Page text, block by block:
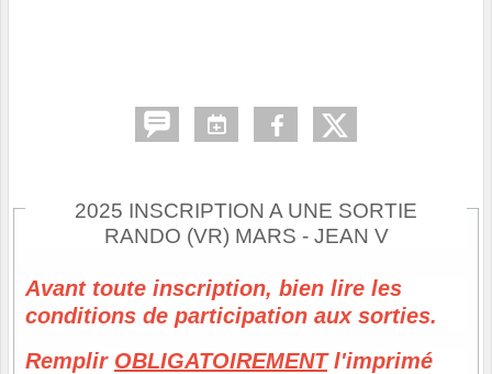
2025 INSCRIPTION A UNE SORTIE
RANDO (VR) MARS - JEAN V
Avant toute inscription, bien lire les
conditions de participation aux sorties.
Remplir OBLIGATOIREMENTl'imprimé